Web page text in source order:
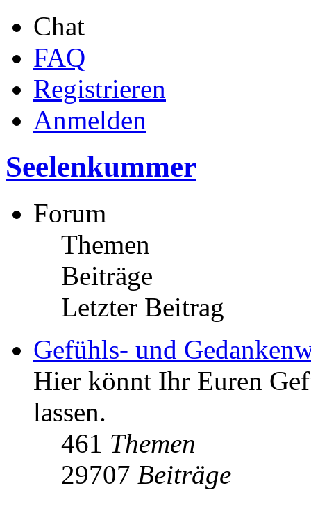
Chat
FAQ
Registrieren
Anmelden
Seelenkummer
Forum
Themen
Beiträge
Letzter Beitrag
Gefühls- und
Hier könnt Ihr Euren
lassen.
461 Themen
29707 Beiträge